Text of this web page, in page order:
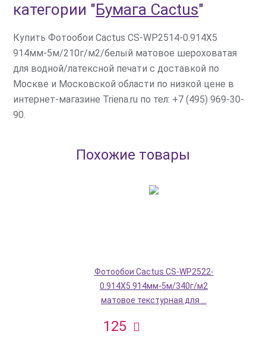
категории "Бумага Cactus"
Купить Фотообои Cactus CS-WP2514-0.914X5
914мм-5м/210г/м2/белый матовое шероховатая
для водной/латексной печати с доставкой по
Москве и Московской области по низкой цене в
интернет-магазине Triena.ru по тел: +7 (495) 969-30-
90.
Похожие товары
Фотообои Cactus CS-WP2522-
0.914X5 914мм-5м/340г/м2
матовое текстурная для ...
125